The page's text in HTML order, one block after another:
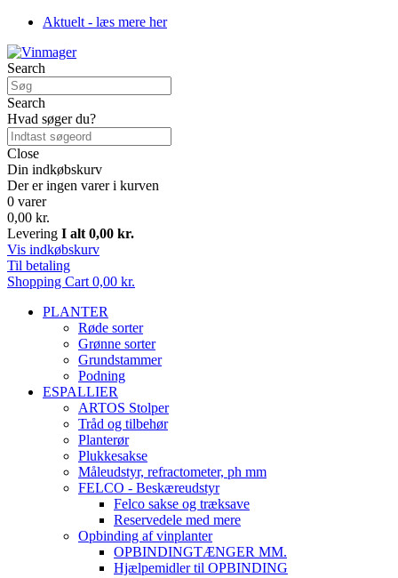
Aktuelt - læs mere her
Search
Search
Hvad søger du?
Close
Din indkøbskurv
Der er ingen varer i kurven
0 varer
0,00 kr.
Levering I alt 0,00 kr.
Vis indkøbskurv
Til betaling
Shopping Cart 0,00 kr.
PLANTER
Røde sorter
Grønne sorter
Grundstammer
Podning
ESPALLIER
ARTOS Stolper
Tråd og tilbehør
Planterør
Plukkesakse
Måleudstyr, refractometer, ph mm
FELCO - Beskæreudstyr
Felco sakse og træksave
Reservedele med mere
Opbinding af vinplanter
OPBINDINGTÆNGER MM.
Hjælpemidler til OPBINDING